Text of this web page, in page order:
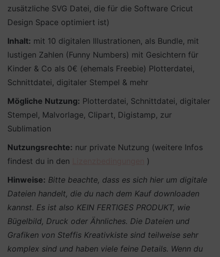
zusätzliche SVG Datei, die für die Software Cricut
Design Space optimiert ist)
Inhalt: mit 10 digitalen Illustrationen, als Bundle, mit
lustigen Zahlen (Funny Numbers) mit Gesichtern für
Kinder & Co als 0€ (ehemals Freebie) Plotterdatei,
Schnittdatei, digitaler Stempel & mehr
Mögliche Nutzung: Plotterdatei, Schnittdatei, digitaler
Stempel, Malvorlage, Clipart, Digistamp, zur
Sublimation
Nutzungsrechte: nur private Nutzung (weitere Infos
findest du in den
)
Hinweise: Bitte beachte, dass es sich hier um digitale
Dateien handelt, die du nach dem Kauf downloaden
kannst. Es ist also KEIN FERTIGES PRODUKT, wie
Bügelbild, Druck oder Ähnliches. Die Dateien und
Grafiken von Steffis Kreativkiste sind teilweise sehr
komplex sind und haben viele feine Details. Wenn du